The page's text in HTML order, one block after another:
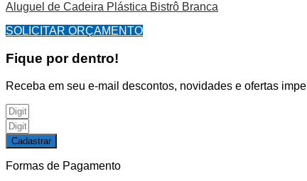
Aluguel de Cadeira Plástica Bistrô Branca
SOLICITAR ORÇAMENTO
Fique por dentro!
Receba em seu e-mail descontos, novidades e ofertas
Cadastrar
Formas de Pagamento